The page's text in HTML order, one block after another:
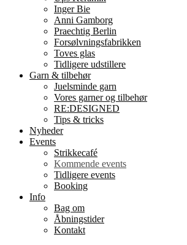
Inger Bie
Anni Gamborg
Praechtig Berlin
Forsølvningsfabrikken
Toves glas
Tidligere udstillere
Garn & tilbehør
Juelsminde garn
Vores garner og tilbehør
RE:DESIGNED
Tips & tricks
Nyheder
Events
Strikkecafé
Kommende events
Tidligere events
Booking
Info
Bag om
Åbningstider
Kontakt